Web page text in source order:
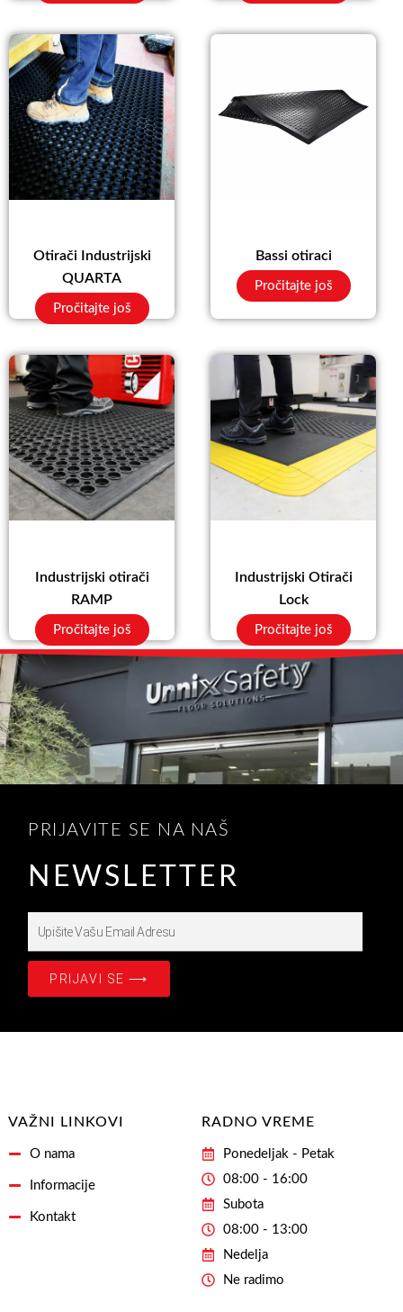
Otirači Industrijski
QUARTA
Pročitajte još
Bassi otiraci
Pročitajte još
Industrijski otirači
RAMP
Pročitajte još
Industrijski Otirači
Lock
Pročitajte još
PRIJAVITE SE NA NAŠ
NEWSLETTER
Email
PRIJAVI SE ⟶
VAŽNI LINKOVI
O nama
Informacije
Kontakt
RADNO VREME
Ponedeljak - Petak
08:00 - 16:00
Subota
08:00 - 13:00
Nedelja
Ne radimo